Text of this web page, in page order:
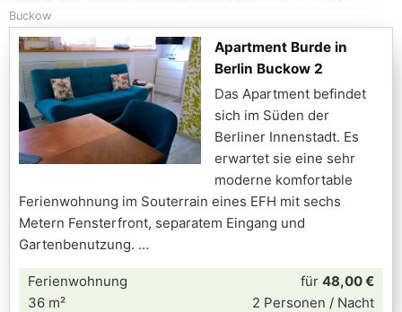
Buckow
Apartment Burde in
Berlin Buckow 2
Das Apartment befindet
sich im Süden der
Berliner Innenstadt. Es
erwartet sie eine sehr
moderne komfortable
Ferienwohnung im Souterrain eines EFH mit sechs
Metern Fensterfront, separatem Eingang und
Gartenbenutzung.
Ferienwohnung
36 m²
für 48,00 €
2 Personen / Nacht